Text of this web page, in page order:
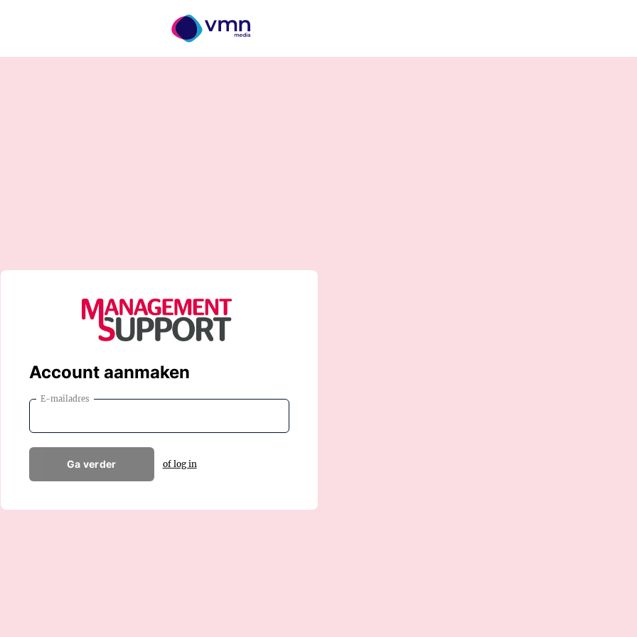
Account aanmaken
E-mailadres
Ga verder of log in